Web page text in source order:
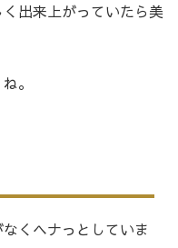
出来上がっていたら美
。
くヘナっとしていま